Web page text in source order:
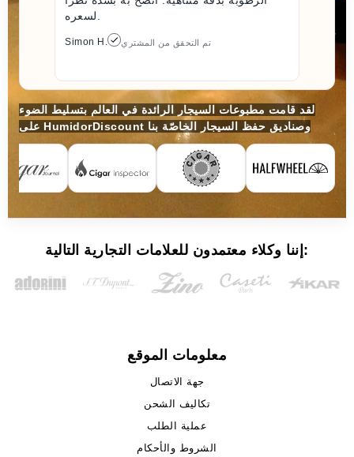
Simon H. تم التحقق من المشتري
لقد قامت مطبوعات السيجار الرائدة في العالم بتسليط الضوء
على HumidorDiscount وصناديق حفظ السيجار الخاصّة بنا
إننا وكلاء معتمدون للعلامات التجارية التالية:
معلومات الموقع
جهة الاتصال
تكاليف الشحن
عملية الطلب
الشروط والأحكام